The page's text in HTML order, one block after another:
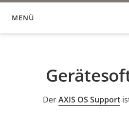
MENÜ
GERÄTESOFTWARE
DerAXIS OS Support